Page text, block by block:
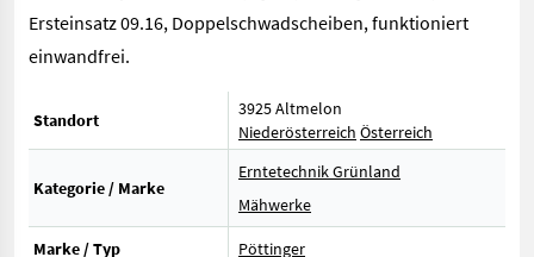
Ersteinsatz 09.16, Doppelschwadscheiben, funktioniert
einwandfrei.
Standort
3925 Altmelon
Niederösterreich Österreich
Kategorie / Marke
Erntetechnik Grünland
Mähwerke
Marke / Typ
Pöttinger